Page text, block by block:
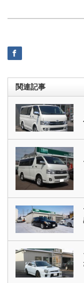
関連記事